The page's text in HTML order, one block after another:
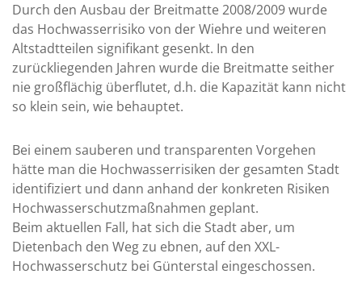
Durch den Ausbau der Breitmatte 2008/2009 wurde
das Hochwasserrisiko von der Wiehre und weiteren
Altstadtteilen signifikant gesenkt. In den
zurückliegenden Jahren wurde die Breitmatte seither
nie großflächig überflutet, d.h. die Kapazität kann nicht
so klein sein, wie behauptet.
Bei einem sauberen und transparenten Vorgehen
hätte man die Hochwasserrisiken der gesamten Stadt
identifiziert und dann anhand der konkreten Risiken
Hochwasserschutzmaßnahmen geplant.
Beim aktuellen Fall, hat sich die Stadt aber, um
Dietenbach den Weg zu ebnen, auf den XXL-
Hochwasserschutz bei Günterstal eingeschossen.